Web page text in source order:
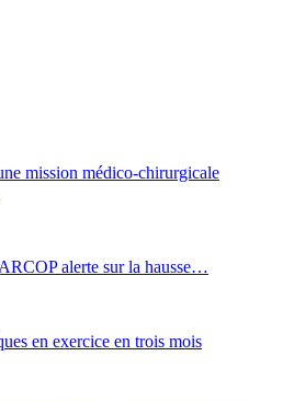
mission médico-chirurgicale
alerte sur la hausse…
en exercice en trois mois